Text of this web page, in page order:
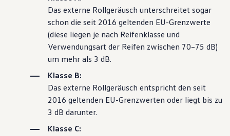
Elektromobilität
Volkswagen R
Pannen- und Unfallhilfe
Volkswagen Kundenbetreuung
Das externe Rollgeräusch unterschreitet sogar
schon die seit 2016 geltenden EU-Grenzwerte
(diese liegen je nach Reifenklasse und
Verwendungsart der Reifen zwischen 70–75 dB)
um mehr als 3 dB.
Klasse B:
Das externe Rollgeräusch entspricht den seit
2016 geltenden EU-Grenzwerten oder liegt bis zu
3 dB darunter.
Klasse C: